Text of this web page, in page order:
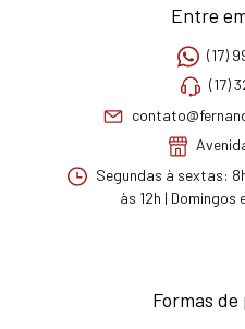
Entre
(17)
(17)
Segundas à sextas:
às 12h |
Formas